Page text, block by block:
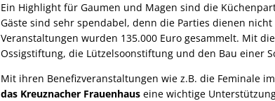
Ein Highlight für Gaumen und Magen sind die
Gäste sind sehr spendabel, denn die Parties dienen
Veranstaltungen wurden 135.000 Euro gesammelt. Mit
Ossigstiftung, die Lützelsoonstiftung und den Bau einer
Mit ihren Benefizveranstaltungen wie z.B. die Feminale
das Kreuznacher Frauenhaus eine wichtige